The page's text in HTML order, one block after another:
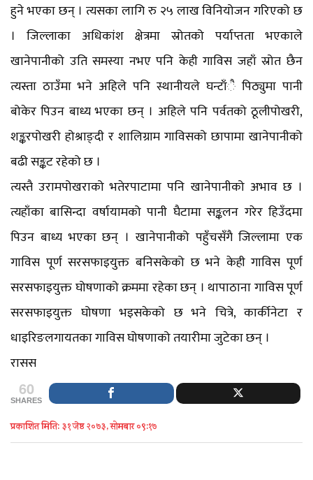
हुने भएका छन् । त्यसका लागि रु २५ लाख विनियोजन गरिएको छ
। जिल्लाका अधिकांश क्षेत्रमा स्रोतको पर्याप्तता भएकाले
खानेपानीको उति समस्या नभए पनि केही गाविस जहाँ स्रोत छैन
त्यस्ता ठाउँमा भने अहिले पनि स्थानीयले घन्टाँै पिठ्युमा पानी
बोकेर पिउन बाध्य भएका छन् । अहिले पनि पर्वतको ठूलीपोखरी,
शङ्करपोखरी होश्राङ्दी र शालिग्राम गाविसको छापामा खानेपानीको
बढी सङ्कट रहेको छ ।
त्यस्तै उरामपोखराको भतेरपाटामा पनि खानेपानीको अभाव छ ।
त्यहाँका बासिन्दा वर्षायामको पानी घैटामा सङ्कलन गरेर हिउँदमा
पिउन बाध्य भएका छन् । खानेपानीको पहुँचसँगै जिल्लामा एक
गाविस पूर्ण सरसफाइयुक्त बनिसकेको छ भने केही गाविस पूर्ण
सरसफाइयुक्त घोषणाको क्रममा रहेका छन् । थापाठाना गाविस पूर्ण
सरसफाइयुक्त घोषणा भइसकेको छ भने चित्रे, कार्कीनेटा र
धाइरिङलगायतका गाविस घोषणाको तयारीमा जुटेका छन् ।
रासस
60
SHARES
प्रकाशित मिति: ३१ जेष्ठ २०७३, सोमबार ०९:१७